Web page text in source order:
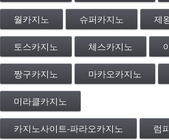
월카지노 슈퍼카지노 제
토스카지노 체스카지노
짱구카지노 마카오카지노
미라클카지노
카지노사이트-파라오카지노 럼